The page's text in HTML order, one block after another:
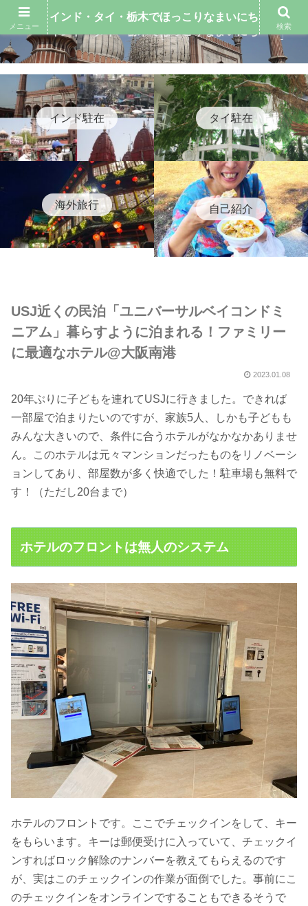
インド駐在 タイ駐在
海外旅行 自己紹介
USJ近くの民泊「ユニバーサルベイコンドミ
ニアム」暮らすように泊まれる！ファミリー
に最適なホテル@大阪南港
2023.01.08
20年ぶりに子どもを連れてUSJに行きました。できれば
一部屋で泊まりたいのですが、家族5人、しかも子どもも
みんな大きいので、条件に合うホテルがなかなかありませ
ん。このホテルは元々マンションだったものをリノベーシ
ョンしてあり、部屋数が多く快適でした！駐車場も無料で
す！（ただし20台まで）
ホテルのフロントは無人のシステム
ホテルのフロントです。ここでチェックインをして、キー
をもらいます。キーは郵便受けに入っていて、チェックイ
ンすればロック解除のナンバーを教えてもらえるのです
が、実はこのチェックインの作業が面倒でした。事前にこ
のチェックインをオンラインですることもできるそうで
メニュー
インド・タイ・栃木でほっこりなまいにち
検索